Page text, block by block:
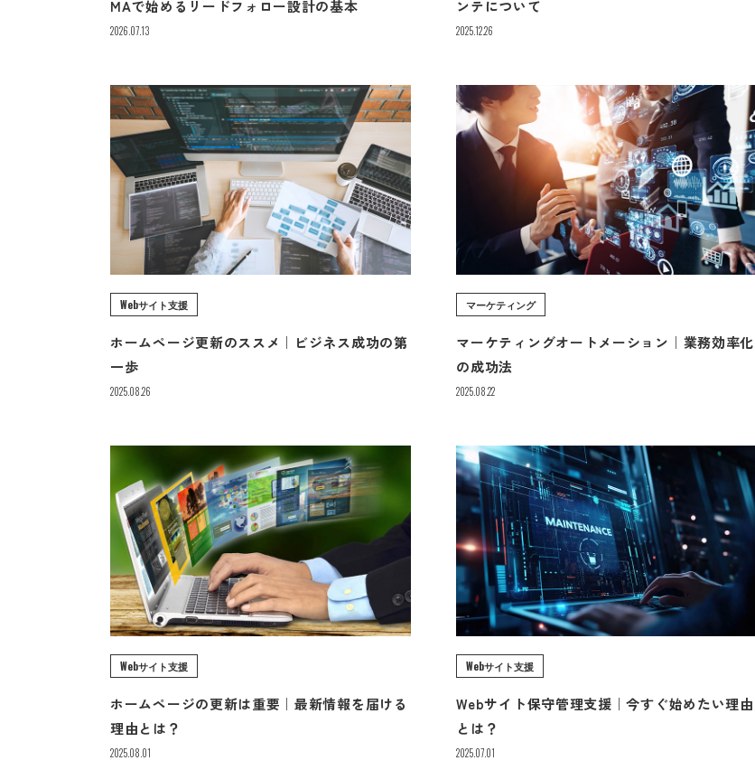
MAで始めるリードフォロー設計の基本
2026.07.13
ンテについて
2025.12.26
Webサイト支援
ホームページ更新のススメ｜ビジネス成功の第
一歩
2025.08.26
マーケティング
マーケティングオートメーション｜業務効率化
の成功法
2025.08.22
Webサイト支援
ホームページの更新は重要｜最新情報を届ける
理由とは？
2025.08.01
Webサイト支援
Webサイト保守管理支援｜今すぐ始めたい理由
とは？
2025.07.01